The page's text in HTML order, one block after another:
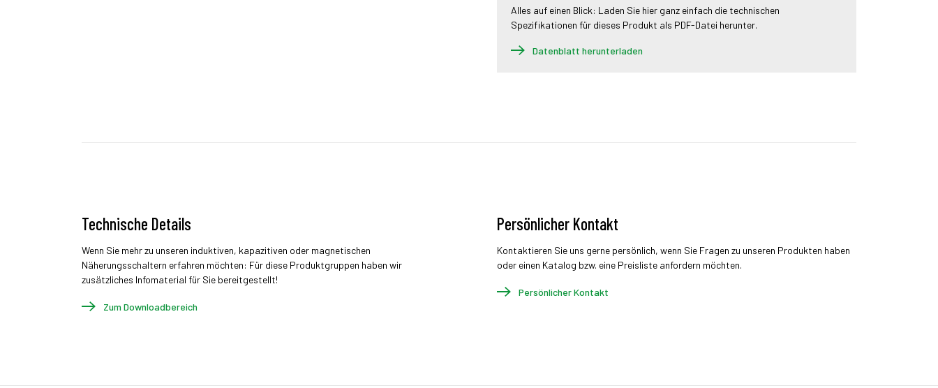
Alles auf einen Blick: Laden Sie hier ganz einfach die technischen
Spezifikationen für dieses Produkt als PDF-Datei herunter.
Datenblatt herunterladen
Technische Details
Wenn Sie mehr zu unseren induktiven, kapazitiven oder magnetischen
Näherungsschaltern erfahren möchten: Für diese Produktgruppen haben wir
zusätzliches Infomaterial für Sie bereitgestellt!
Zum Downloadbereich
Persönlicher Kontakt
Kontaktieren Sie uns gerne persönlich, wenn Sie Fragen zu unseren Produkten haben
oder einen Katalog bzw. eine Preisliste anfordern möchten.
Persönlicher Kontakt